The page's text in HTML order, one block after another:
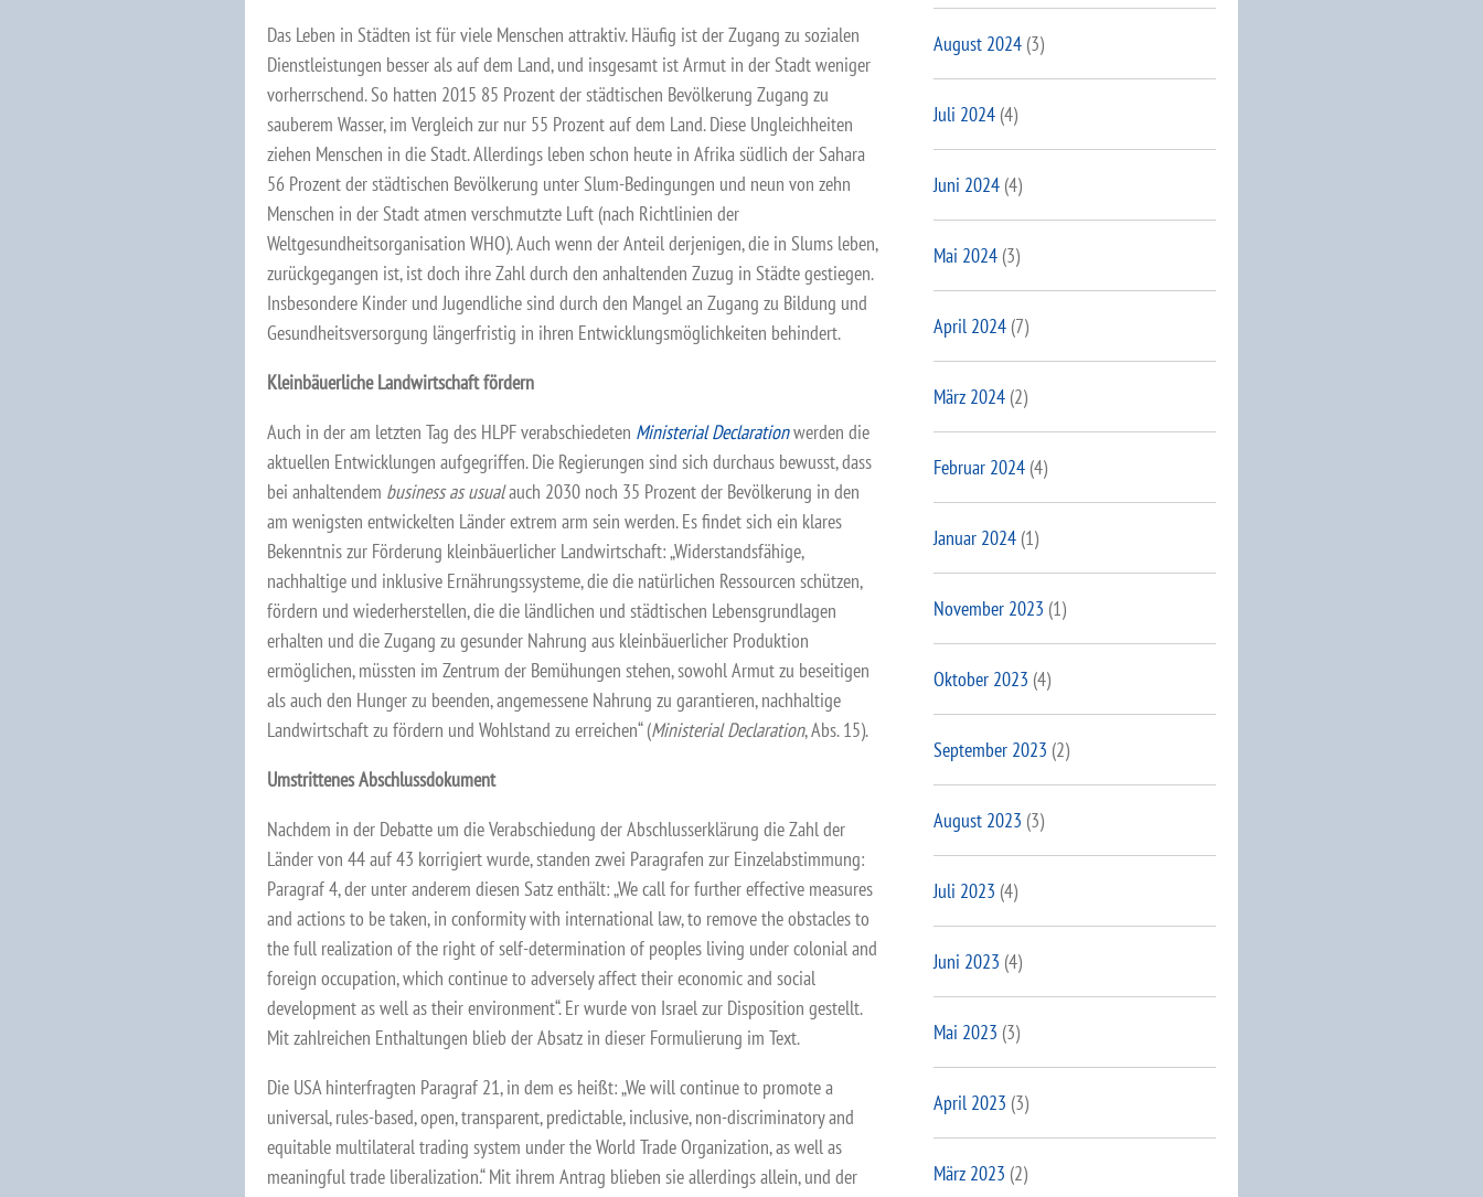
Das Leben in Städten ist für viele Menschen attraktiv. Häufig ist der Zugang zu sozialen
Dienstleistungen besser als auf dem Land, und insgesamt ist Armut in der Stadt weniger
vorherrschend. So hatten 2015 85 Prozent der städtischen Bevölkerung Zugang zu
sauberem Wasser, im Vergleich zur nur 55 Prozent auf dem Land. Diese Ungleichheiten
ziehen Menschen in die Stadt. Allerdings leben schon heute in Afrika südlich der Sahara
56 Prozent der städtischen Bevölkerung unter Slum-Bedingungen und neun von zehn
Menschen in der Stadt atmen verschmutzte Luft (nach Richtlinien der
Weltgesundheitsorganisation WHO). Auch wenn der Anteil derjenigen, die in Slums leben,
zurückgegangen ist, ist doch ihre Zahl durch den anhaltenden Zuzug in Städte gestiegen.
Insbesondere Kinder und Jugendliche sind durch den Mangel an Zugang zu Bildung und
Gesundheitsversorgung längerfristig in ihren Entwicklungsmöglichkeiten behindert.
Kleinbäuerliche Landwirtschaft fördern
Auch in der am letzten Tag des HLPF verabschiedeten Ministerial Declarationwerden die
aktuellen Entwicklungen aufgegriffen. Die Regierungen sind sich durchaus bewusst, dass
bei anhaltendem business as usualauch 2030 noch 35 Prozent der Bevölkerung in den
am wenigsten entwickelten Länder extrem arm sein werden. Es findet sich ein klares
Bekenntnis zur Förderung kleinbäuerlicher Landwirtschaft: „Widerstandsfähige,
nachhaltige und inklusive Ernährungssysteme, die die natürlichen Ressourcen schützen,
fördern und wiederherstellen, die die ländlichen und städtischen Lebensgrundlagen
erhalten und die Zugang zu gesunder Nahrung aus kleinbäuerlicher Produktion
ermöglichen, müssten im Zentrum der Bemühungen stehen, sowohl Armut zu beseitigen
als auch den Hunger zu beenden, angemessene Nahrung zu garantieren, nachhaltige
Landwirtschaft zu fördern und Wohlstand zu erreichen“ (Ministerial Declaration, Abs. 15).
Umstrittenes Abschlussdokument
Nachdem in der Debatte um die Verabschiedung der Abschlusserklärung die Zahl der
Länder von 44 auf 43 korrigiert wurde, standen zwei Paragrafen zur Einzelabstimmung:
Paragraf 4, der unter anderem diesen Satz enthält: „We call for further effective measures
and actions to be taken, in conformity with international law, to remove the obstacles to
the full realization of the right of self-determination of peoples living under colonial and
foreign occupation, which continue to adversely affect their economic and social
development as well as their environment“. Er wurde von Israel zur Disposition gestellt.
Mit zahlreichen Enthaltungen blieb der Absatz in dieser Formulierung im Text.
Die USA hinterfragten Paragraf 21, in dem es heißt: „We will continue to promote a
universal, rules-based, open, transparent, predictable, inclusive, non-discriminatory and
equitable multilateral trading system under the World Trade Organization, as well as
meaningful trade liberalization.“ Mit ihrem Antrag blieben sie allerdings allein, und der
August 2024(3)
Juli 2024(4)
Juni 2024(4)
Mai 2024(3)
April 2024(7)
März 2024(2)
Februar 2024(4)
Januar 2024(1)
November 2023 (1)
Oktober 2023 (4)
September 2023 (2)
August 2023 (3)
Juli 2023 (4)
Juni 2023 (4)
Mai 2023 (3)
April 2023 (3)
März 2023 (2)